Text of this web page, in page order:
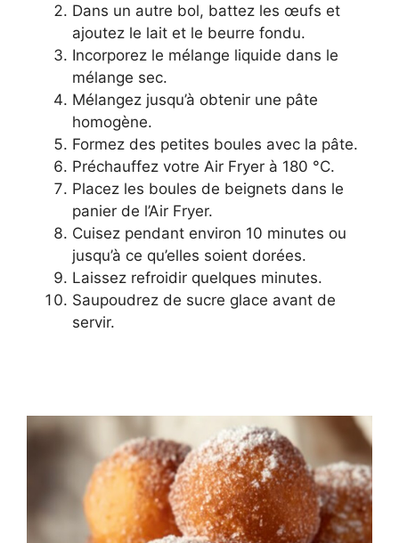
Dans un autre bol, battez les œufs et
ajoutez le lait et le beurre fondu.
Incorporez le mélange liquide dans le
mélange sec.
Mélangez jusqu’à obtenir une pâte
homogène.
Formez des petites boules avec la pâte.
Préchauffez votre Air Fryer à 180 °C.
Placez les boules de beignets dans le
panier de l’Air Fryer.
Cuisez pendant environ 10 minutes ou
jusqu’à ce qu’elles soient dorées.
Laissez refroidir quelques minutes.
Saupoudrez de sucre glace avant de
servir.